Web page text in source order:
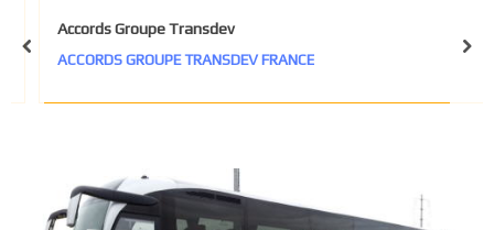
Accords Groupe Transdev
ACCORDS GROUPE TRANSDEV FRANCE
prev